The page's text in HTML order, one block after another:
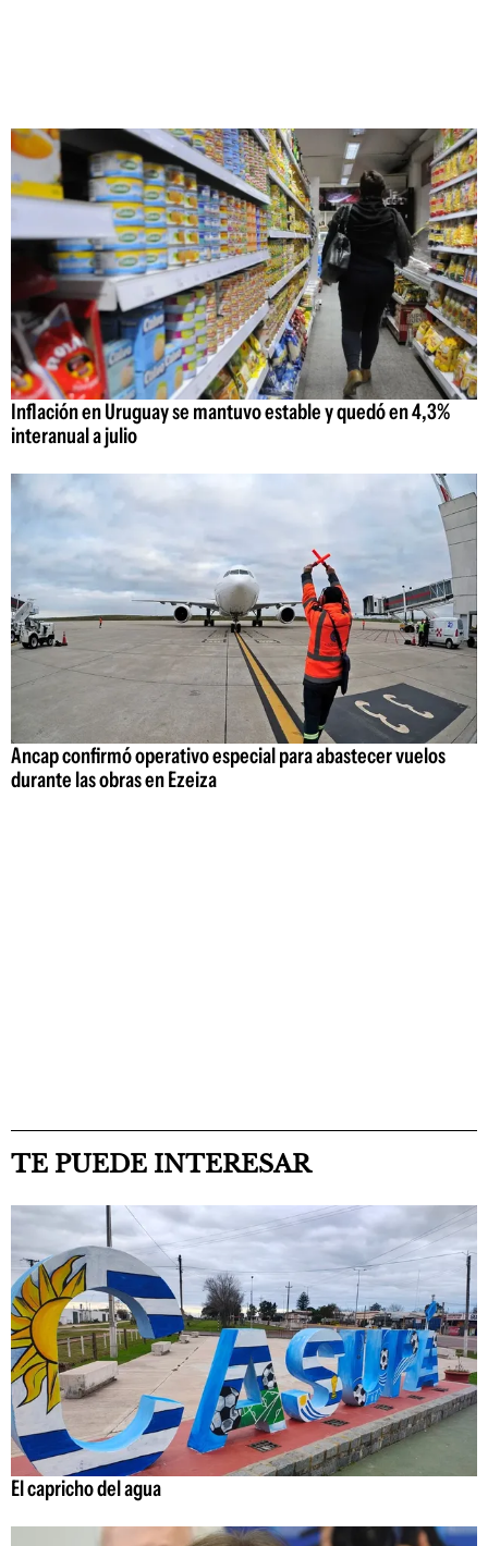
Inflación en Uruguay se mantuvo estable y quedó en 4,3%
interanual a julio
Ancap confirmó operativo especial para abastecer vuelos
durante las obras en Ezeiza
TE PUEDE INTERESAR
El capricho del agua